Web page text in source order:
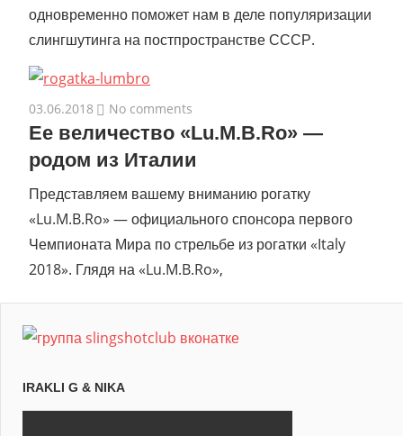
одновременно поможет нам в деле популяризации
слингшутинга на постпространстве СССР.
03.06.2018 No comments
Ее величество «Lu.M.B.Ro» —
родом из Италии
Представляем вашему вниманию рогатку
«Lu.M.B.Ro» — официального спонсора первого
Чемпионата Мира по стрельбе из рогатки «Italy
2018». Глядя на «Lu.M.B.Ro»,
IRAKLI G & NIKA